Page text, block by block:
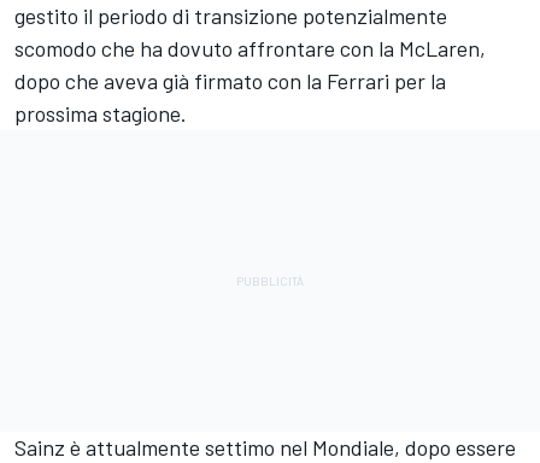
gestito il periodo di transizione potenzialmente
scomodo che ha dovuto affrontare con la McLaren,
dopo che aveva già firmato con la Ferrari per la
prossima stagione.
Sainz è attualmente settimo nel Mondiale, dopo essere